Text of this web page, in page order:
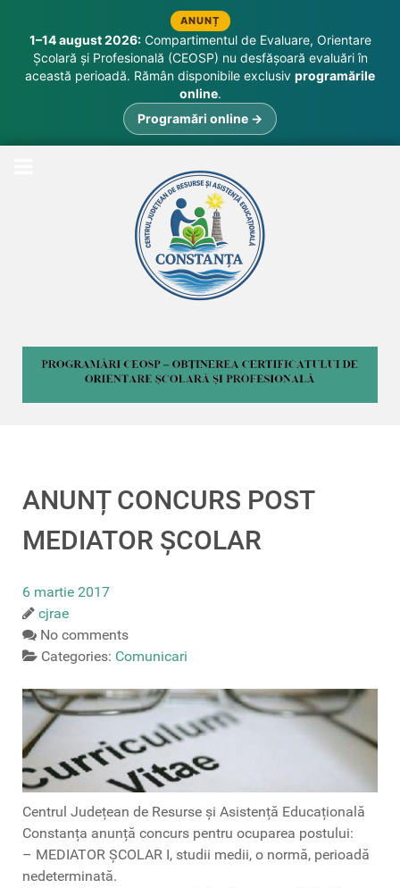
ANUNȚ
1–14 august 2026:Compartimentul de Evaluare, Orientare
Școlară și Profesională (CEOSP) nu desfășoară evaluări în
această perioadă. Rămân disponibile exclusiv programările
online.
Programări online →
ANUNȚ CONCURS POST
MEDIATOR ȘCOLAR
6 martie 2017
cjrae
No comments
Categories: Comunicari
Centrul Județean de Resurse și Asistență Educațională
Constanța anunță concurs pentru ocuparea postului:
– MEDIATOR ȘCOLAR I, studii medii, o normă, perioadă
nedeterminată.